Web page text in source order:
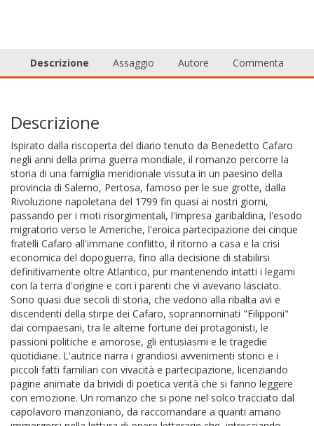
Descrizione Assaggio Autore Commenta
Descrizione
Ispirato dalla riscoperta del diario tenuto da Benedetto Cafaro
negli anni della prima guerra mondiale, il romanzo percorre la
storia di una famiglia meridionale vissuta in un paesino della
provincia di Salerno, Pertosa, famoso per le sue grotte, dalla
Rivoluzione napoletana del 1799 fin quasi ai nostri giorni,
passando per i moti risorgimentali, l'impresa garibaldina, l'esodo
migratorio verso le Americhe, l'eroica partecipazione dei cinque
fratelli Cafaro all'immane conflitto, il ritorno a casa e la crisi
economica del dopoguerra, fino alla decisione di stabilirsi
definitivamente oltre Atlantico, pur mantenendo intatti i legami
con la terra d'origine e con i parenti che vi avevano lasciato.
Sono quasi due secoli di storia, che vedono alla ribalta avi e
discendenti della stirpe dei Cafaro, soprannominati "Filipponi"
dai compaesani, tra le alterne fortune dei protagonisti, le
passioni politiche e amorose, gli entusiasmi e le tragedie
quotidiane. L'autrice narra i grandiosi avvenimenti storici e i
piccoli fatti familiari con vivacità e partecipazione, licenziando
pagine animate da brividi di poetica verità che si fanno leggere
con emozione. Un romanzo che si pone nel solco tracciato dal
capolavoro manzoniano, da raccomandare a quanti amano